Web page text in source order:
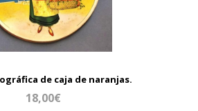
de caja de naranjas.
18,00€